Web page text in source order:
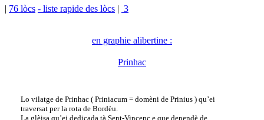
| 76 lòcs - liste rapide des lòcs | 3
en graphie alibertine :
Prinhac
Lo vilatge de Prinhac ( Priniacum = domèni de Prinius ) qu’ei
traversat per la rota de Bordèu.
La glèisa qu’ei dedicada tà Sent-Vincenç e que dependè de